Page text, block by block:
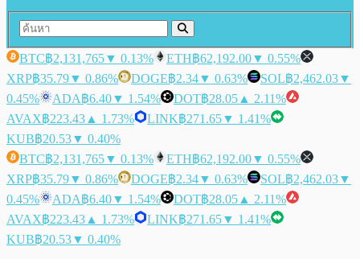
BTC฿2,131,765▼ 0.13% ETH฿62,192.00▼ 0.55%
XRP฿35.79▼ 0.86% DOGE฿2.34▼ 0.63% SOL฿2,462.03▼
0.45%
ADA฿6.40▼ 1.54% DOT฿28.05 ▲ 2.11%
AVAX฿223.43 ▲ 1.73% LINK฿271.65▼ 1.41%
KUB฿20.53▼ 0.40%
BTC฿2,131,765▼ 0.13% ETH฿62,192.00▼ 0.55%
XRP฿35.79▼ 0.86% DOGE฿2.34▼ 0.63% SOL฿2,462.03▼
0.45%
ADA฿6.40▼ 1.54% DOT฿28.05 ▲ 2.11%
AVAX฿223.43 ▲ 1.73% LINK฿271.65▼ 1.41%
KUB฿20.53▼ 0.40%